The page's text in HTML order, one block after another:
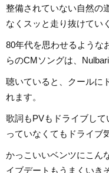
整備されていない自然の
なくスッと走り抜けてい
80年代を思わせるような
らのCMソングは、
聴いていると、クールに
れます。
歌詞もPVもドライブし
っていなくてもドライブ
かっこいいベンツにこん
イブデートもうまくいき